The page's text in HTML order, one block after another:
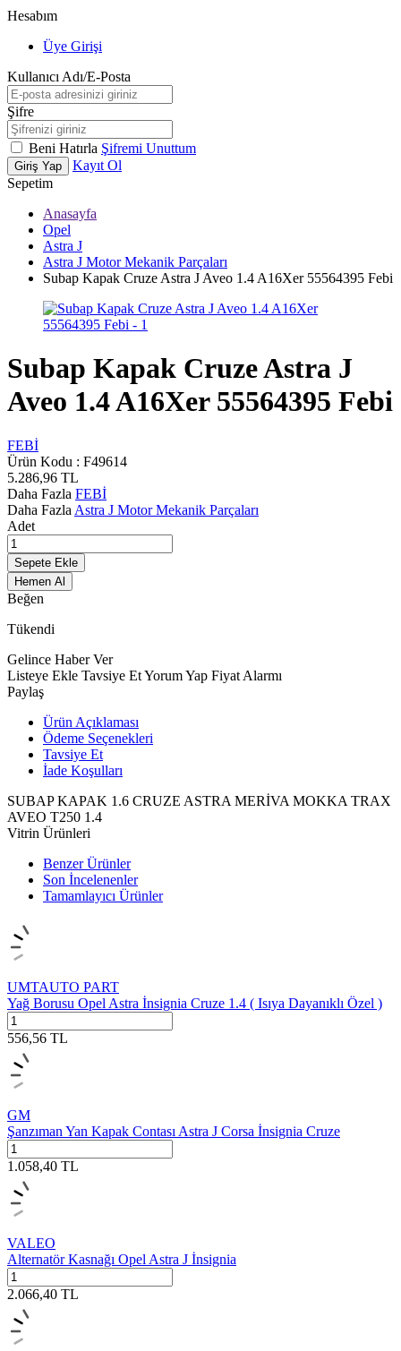
Hesabım
Üye Girişi
Kullanıcı Adı/E-Posta
Şifre
Beni Hatırla Şifremi Unuttum
Giriş Yap
Kayıt Ol
Sepetim
Anasayfa
Opel
Astra J
Astra J Motor Mekanik Parçaları
Subap Kapak Cruze Astra J Aveo 1.4 A16Xer 55564395 Febi
Subap Kapak Cruze Astra J
Aveo 1.4 A16Xer 55564395 Febi
FEBİ
Ürün Kodu : F49614
5.286,96 TL
Daha Fazla FEBİ
Daha Fazla Astra J Motor Mekanik Parçaları
Adet
Sepete Ekle
Hemen Al
Beğen
Tükendi
Gelince Haber Ver
Listeye Ekle Tavsiye EtYorum Yap Fiyat Alarmı
Paylaş
Ürün Açıklaması
Ödeme Seçenekleri
Tavsiye Et
İade Koşulları
SUBAP KAPAK 1.6 CRUZE ASTRA MERİVA MOKKA TRAX
AVEO T250 1.4
Vitrin Ürünleri
Benzer Ürünler
Son İncelenenler
Tamamlayıcı Ürünler
UMTAUTO PART
Yağ Borusu Opel Astra İnsignia Cruze 1.4 ( Isıya Dayanıklı Özel )
556,56 TL
GM
Şanzıman Yan Kapak Contası Astra J Corsa İnsignia Cruze
1.058,40 TL
VALEO
Alternatör Kasnağı Opel Astra J İnsignia
2.066,40 TL